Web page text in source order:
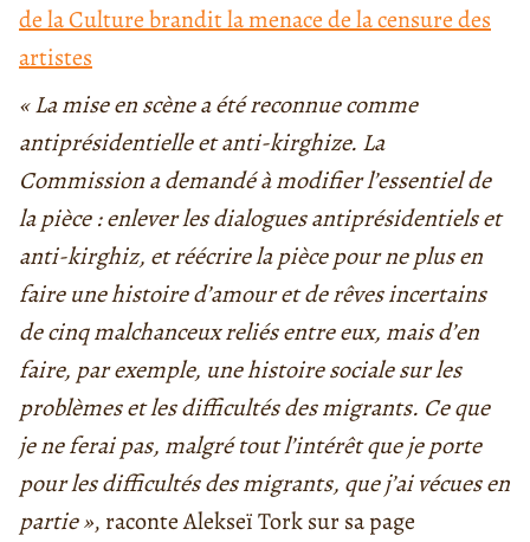
de la Culture brandit la menace de la censure des
artistes
« La mise en scène a été reconnue comme
antiprésidentielle et anti-kirghize. La
Commission a demandé à modifier l’essentiel de
la pièce : enlever les dialogues antiprésidentiels et
anti-kirghiz, et réécrire la pièce pour ne plus en
faire une histoire d’amour et de rêves incertains
de cinq malchanceux reliés entre eux, mais d’en
faire, par exemple, une histoire sociale sur les
problèmes et les difficultés des migrants. Ce que
je ne ferai pas, malgré tout l’intérêt que je porte
pour les difficultés des migrants, que j’ai vécues en
partie », raconte Alekseï Tork sur sa page